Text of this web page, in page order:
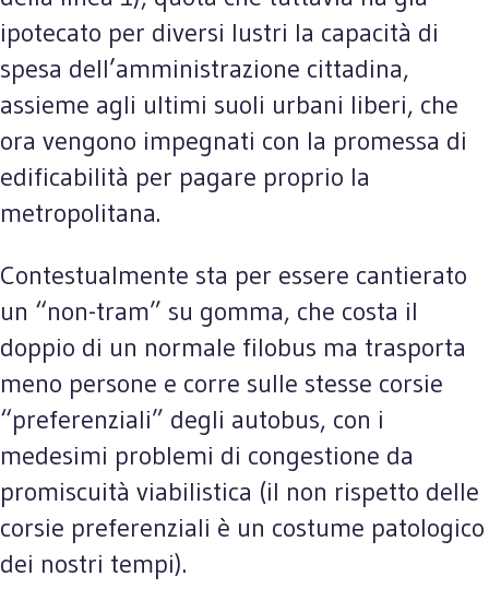
ipotecato per diversi lustri la capacità di
spesa dell’amministrazione cittadina,
assieme agli ultimi suoli urbani liberi, che
ora vengono impegnati con la promessa di
edificabilità per pagare proprio la
metropolitana.
Contestualmente sta per essere cantierato
un “non-tram” su gomma, che costa il
doppio di un normale filobus ma trasporta
meno persone e corre sulle stesse corsie
“preferenziali” degli autobus, con i
medesimi problemi di congestione da
promiscuità viabilistica (il non rispetto delle
corsie preferenziali è un costume patologico
dei nostri tempi).